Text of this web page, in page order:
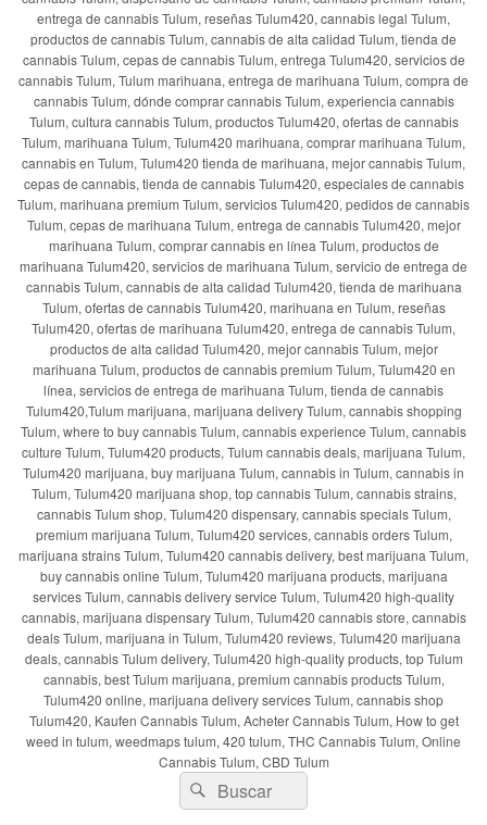
entrega de cannabis Tulum, reseñas Tulum420, cannabis legal Tulum,
productos de cannabis Tulum, cannabis de alta calidad Tulum, tienda de
cannabis Tulum, cepas de cannabis Tulum, entrega Tulum420, servicios de
cannabis Tulum, Tulum marihuana, entrega de marihuana Tulum, compra de
cannabis Tulum, dónde comprar cannabis Tulum, experiencia cannabis
Tulum, cultura cannabis Tulum, productos Tulum420, ofertas de cannabis
Tulum, marihuana Tulum, Tulum420 marihuana, comprar marihuana Tulum,
cannabis en Tulum, Tulum420 tienda de marihuana, mejor cannabis Tulum,
cepas de cannabis, tienda de cannabis Tulum420, especiales de cannabis
Tulum, marihuana premium Tulum, servicios Tulum420, pedidos de cannabis
Tulum, cepas de marihuana Tulum, entrega de cannabis Tulum420, mejor
marihuana Tulum, comprar cannabis en línea Tulum, productos de
marihuana Tulum420, servicios de marihuana Tulum, servicio de entrega de
cannabis Tulum, cannabis de alta calidad Tulum420, tienda de marihuana
Tulum, ofertas de cannabis Tulum420, marihuana en Tulum, reseñas
Tulum420, ofertas de marihuana Tulum420, entrega de cannabis Tulum,
productos de alta calidad Tulum420, mejor cannabis Tulum, mejor
marihuana Tulum, productos de cannabis premium Tulum, Tulum420 en
línea, servicios de entrega de marihuana Tulum, tienda de cannabis
Tulum420,Tulum marijuana, marijuana delivery Tulum, cannabis shopping
Tulum, where to buy cannabis Tulum, cannabis experience Tulum, cannabis
culture Tulum, Tulum420 products, Tulum cannabis deals, marijuana Tulum,
Tulum420 marijuana, buy marijuana Tulum, cannabis in Tulum, cannabis in
Tulum, Tulum420 marijuana shop, top cannabis Tulum, cannabis strains,
cannabis Tulum shop, Tulum420 dispensary, cannabis specials Tulum,
premium marijuana Tulum, Tulum420 services, cannabis orders Tulum,
marijuana strains Tulum, Tulum420 cannabis delivery, best marijuana Tulum,
buy cannabis online Tulum, Tulum420 marijuana products, marijuana
services Tulum, cannabis delivery service Tulum, Tulum420 high-quality
cannabis, marijuana dispensary Tulum, Tulum420 cannabis store, cannabis
deals Tulum, marijuana in Tulum, Tulum420 reviews, Tulum420 marijuana
deals, cannabis Tulum delivery, Tulum420 high-quality products, top Tulum
cannabis, best Tulum marijuana, premium cannabis products Tulum,
Tulum420 online, marijuana delivery services Tulum, cannabis shop
Tulum420, Kaufen Cannabis Tulum, Acheter Cannabis Tulum, How to get
weed in tulum, weedmaps tulum, 420 tulum, THC Cannabis Tulum, Online
Cannabis Tulum, CBD Tulum
Buscar
por:
Buscar